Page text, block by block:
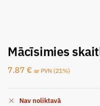
Mācīsimies
7.87 € ar PVN (21%)
Nav noliktavā